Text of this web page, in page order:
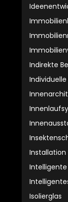
Indirekte
Installation
Isolierglas